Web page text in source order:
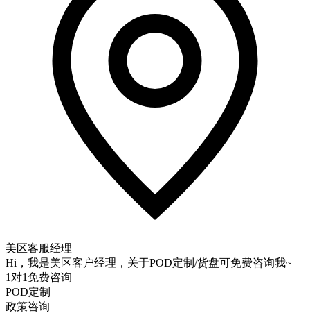
美区客服经理
Hi，我是美区客户经理，关于POD定制/货盘可免费咨询我~
1对1免费咨询
POD定制
政策咨询